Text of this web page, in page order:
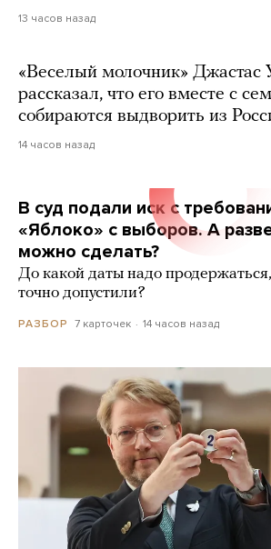
13 часов назад
«Веселый молочник» Джастас
рассказал, что его вместе с
собираются выдворить из
14 часов назад
В суд подали иск с
«Яблоко» с выборов. А
можно сделать?
До какой даты надо
точно допустили?
РАЗБОР 7 карточек 14 часов назад